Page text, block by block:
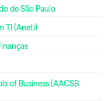
de São Paulo
TI (Aneti)
of Business (AACSB